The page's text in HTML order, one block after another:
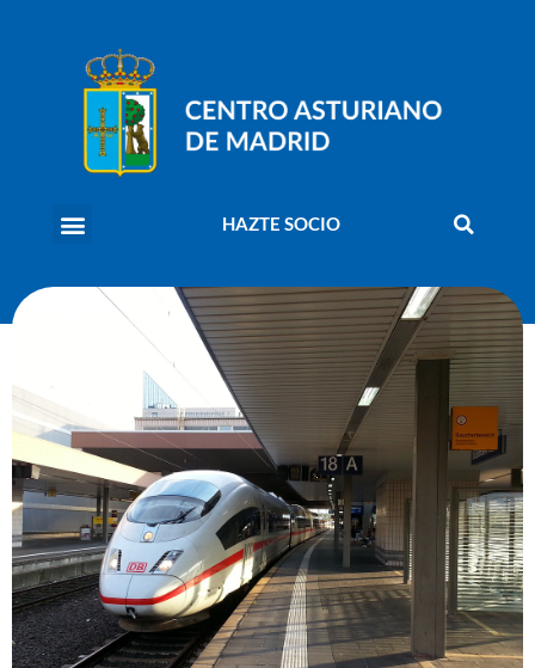
HAZTE SOCIO